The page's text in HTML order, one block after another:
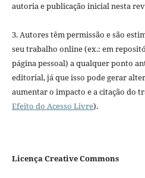
autoria e publicação inicial nesta
3. Autores têm permissão e são
seu trabalho online (ex.: em
página pessoal) a qualquer ponto
editorial, já que isso pode gerar
aumentar o impacto e a citação do
Efeito do Acesso Livre).
Licença Creative Commons